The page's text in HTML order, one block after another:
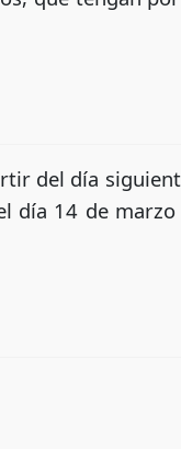
del día
día 14 de